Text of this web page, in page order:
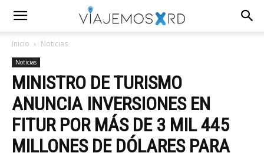
Inicio Noticias
Noticias
MINISTRO DE TURISMO
ANUNCIA INVERSIONES EN
FITUR POR MÁS DE 3 MIL 445
MILLONES DE DÓLARES PARA